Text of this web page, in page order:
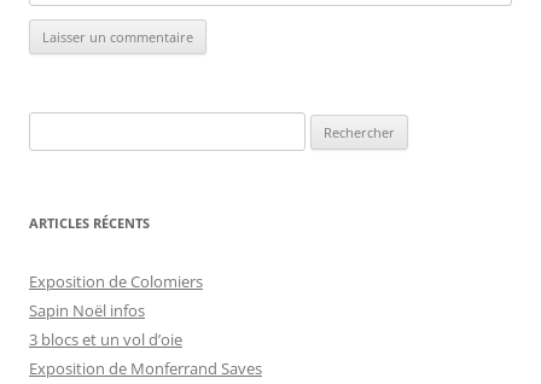
ARTICLES RÉCENTS
Exposition de Colomiers
Sapin Noël infos
3 blocs et un vol d’oie
Exposition de Monferrand Saves